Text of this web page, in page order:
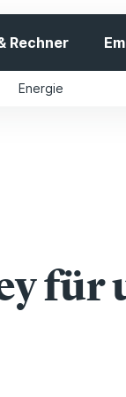
Rechner
Energie
für